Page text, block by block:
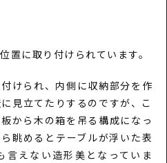
置に取り付けられています。
けられ、内側に収納部分を作
見立てたりするのですが、こ
から木の箱を吊る構成になっ
眺めるとテーブルが浮いた表
言えない造形美となっていま